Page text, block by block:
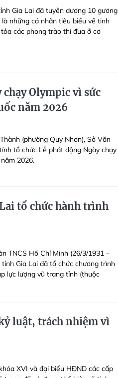
Gia Lai đã tuyên dương 10 gương
những cá nhân tiêu biểu về tinh
các phong trào thi đua ở cơ
Olympic vì sức
năm 2026
(phường Quy Nhơn), Sở Văn
tổ chức Lễ phát động Ngày chạy
2026.
tổ chức hành trình
TNCS Hồ Chí Minh (26/3/1931 -
Gia Lai đã tổ chức chương trình
lực lượng vũ trang tỉnh (thuộc
luật, trách nhiệm vì
XVI và đại biểu HĐND các cấp